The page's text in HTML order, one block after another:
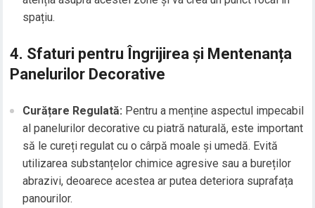
spațiu.
4. Sfaturi pentru Îngrijirea și Mentenanța
Panelurilor Decorative
Curățare Regulată: Pentru a menține aspectul impecabil
al panelurilor decorative cu piatră naturală, este important
să le cureți regulat cu o cârpă moale și umedă. Evită
utilizarea substanțelor chimice agresive sau a bureților
abrazivi, deoarece acestea ar putea deteriora suprafața
panourilor.